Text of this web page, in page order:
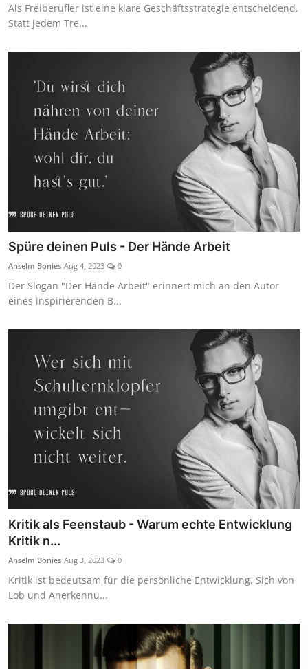
Als Freiberufler ist eine klare Geschäftsstrategie entscheidend.
Statt jedem Tre...
Spüre deinen Puls - Der Hände Arbeit
Anselm Bonies Aug 4, 2023 0
Der Slogan "Der Hände Arbeit" erinnert mich an den Autor
eines inspirierenden B...
Kritik als Feenstaub - Warum echte Entwicklung
Kritik n...
Anselm Bonies Aug 3, 2023 0
Kritik ist bedeutsam für die persönliche Entwicklung. Sich von
Lob und Anerkennu...